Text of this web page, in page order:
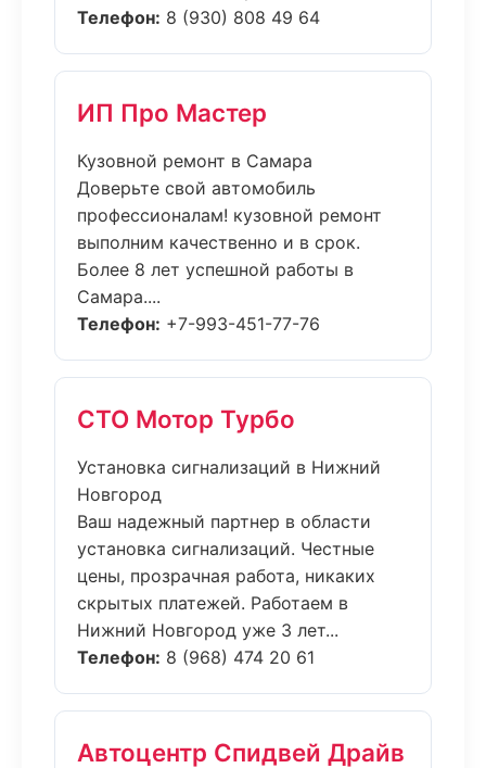
Телефон: 8 (930) 808 49 64
ИП Про Мастер
Кузовной ремонт в Самара
Доверьте свой автомобиль
профессионалам! кузовной ремонт
выполним качественно и в срок.
Более 8 лет успешной работы в
Самара....
Телефон: +7-993-451-77-76
СТО Мотор Турбо
Установка сигнализаций в Нижний
Новгород
Ваш надежный партнер в области
установка сигнализаций. Честные
цены, прозрачная работа, никаких
скрытых платежей. Работаем в
Нижний Новгород уже 3 лет...
Телефон: 8 (968) 474 20 61
Автоцентр Спидвей Драйв